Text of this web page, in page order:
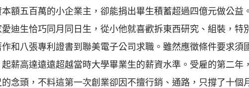
額五百萬的小企業主，卻能捐出畢生積蓄超過四億元做公益
迪生恰巧同月同日生，從小他就喜歡拆東西研究、組裝，特
和八張專利證書到聯美電子公司求職。雖然應徵條件要求須
薪高達遠遠超越當時大學畢業生的薪資水準。受雇的第二年
念頭，不料這第一次創業卻因不擅行銷、通路，只撐了十個